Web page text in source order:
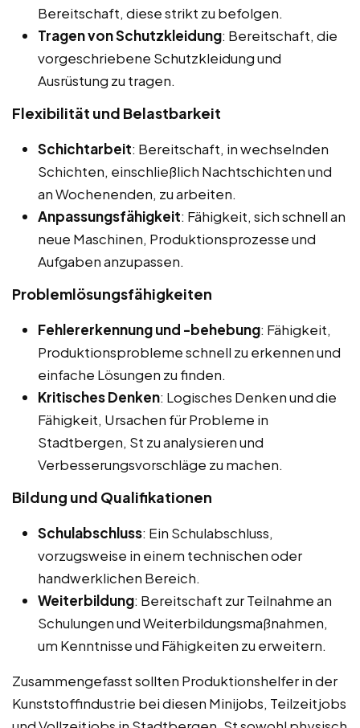
Bereitschaft, diese strikt zu befolgen.
Tragen von Schutzkleidung: Bereitschaft, die
vorgeschriebene Schutzkleidung und
Ausrüstung zu tragen.
Flexibilität und Belastbarkeit
Schichtarbeit: Bereitschaft, in wechselnden
Schichten, einschließlich Nachtschichten und
an Wochenenden, zu arbeiten.
Anpassungsfähigkeit: Fähigkeit, sich schnell an
neue Maschinen, Produktionsprozesse und
Aufgaben anzupassen.
Problemlösungsfähigkeiten
Fehlererkennung und -behebung: Fähigkeit,
Produktionsprobleme schnell zu erkennen und
einfache Lösungen zu finden.
Kritisches Denken: Logisches Denken und die
Fähigkeit, Ursachen für Probleme in
Stadtbergen, St zu analysieren und
Verbesserungsvorschläge zu machen.
Bildung und Qualifikationen
Schulabschluss: Ein Schulabschluss,
vorzugsweise in einem technischen oder
handwerklichen Bereich.
Weiterbildung: Bereitschaft zur Teilnahme an
Schulungen und Weiterbildungsmaßnahmen,
um Kenntnisse und Fähigkeiten zu erweitern.
Zusammengefasst sollten Produktionshelfer in der
Kunststoffindustrie bei diesen Minijobs, Teilzeitjobs